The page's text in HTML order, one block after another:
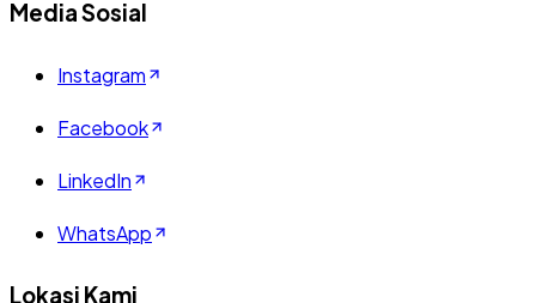
Media Sosial
Instagram
Facebook
LinkedIn
WhatsApp
Lokasi Kami